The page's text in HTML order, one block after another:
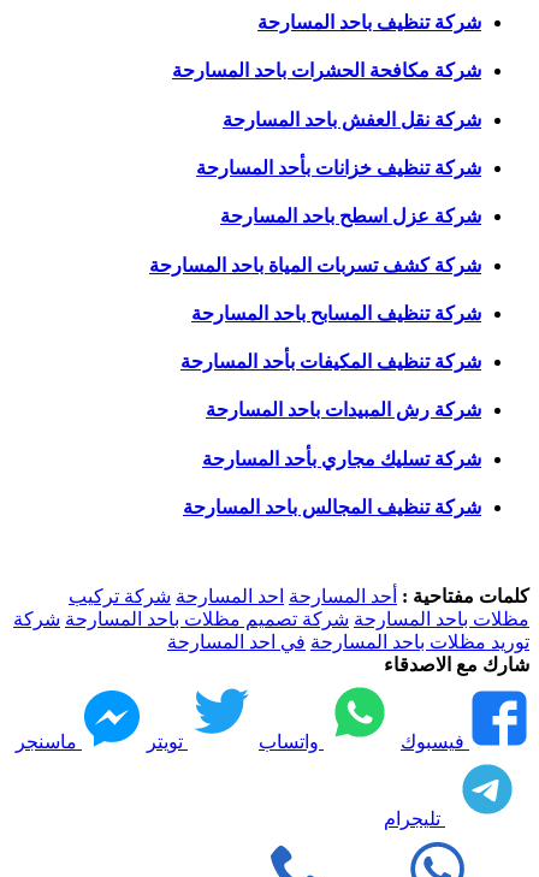
شركة تنظيف باحد المسارحة
شركة مكافحة الحشرات باحد المسارحة
شركة نقل العفش باحد المسارحة
شركة تنظيف خزانات بأحد المسارحة
شركة عزل اسطح باحد المسارحة
شركة كشف تسربات المياة باحد المسارحة
شركة تنظيف المسابح باحد المسارحة
شركة تنظيف المكيفات بأحد المسارحة
شركة رش المبيدات باحد المسارحة
شركة تسليك مجاري بأحد المسارحة
شركة تنظيف المجالس باحد المسارحة
كلمات مفتاحية : أحد المسارحة احد المسارحة شركة تركيب
مظلات باحد المسارحة شركة تصميم مظلات باحد المسارحة شركة
توريد مظلات باحد المسارحة في احد المسارحة
شارك مع الاصدقاء
فيسبوك واتساب تويتر ماسنجر
تليجرام